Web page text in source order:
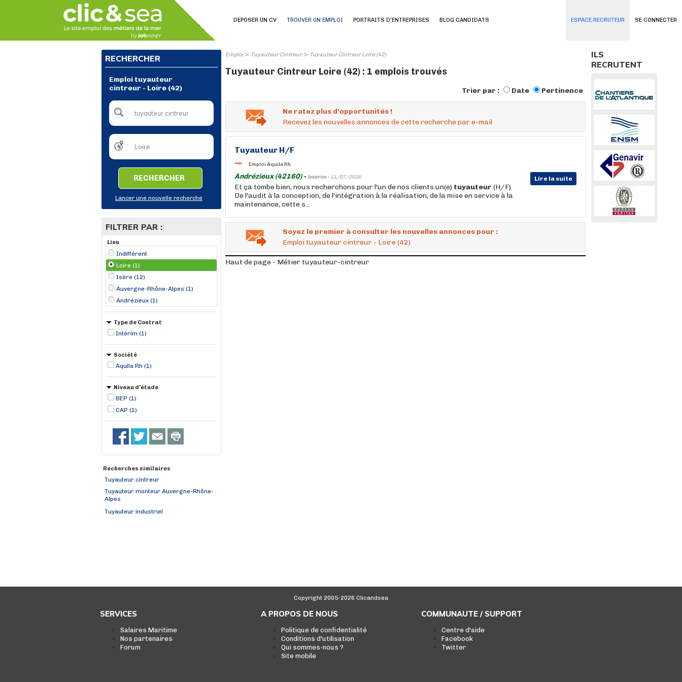
SE CONNECTER
DEPOSER UN CV TROUVER UN EMPLOI PORTRAITS D'ENTREPRISES BLOG CANDIDATS ESPACE RECRUTEUR
RECHERCHER
Emploi tuyauteur
cintreur - Loire (42)
RECHERCHER
Lancer une nouvelle recherche
FILTRER PAR :
Lieu
Indifférent
Loire (1)
Isère (12)
Auvergne-Rhône-Alpes (1)
Andrézieux (1)
Type de Contrat
Intérim (1)
Société
Aquila Rh (1)
Niveau d'étude
BEP (1)
CAP (1)
Recherches similaires
Tuyauteur cintreur
Tuyauteur monteur Auvergne-Rhône-
Alpes
Tuyauteur industriel
Emploi> Tuyauteur Cintreur> Tuyauteur Cintreur Loire (42)
Tuyauteur Cintreur Loire (42) : 1 emplois trouvés
Trier par : Date Pertinence
Ne ratez plus d'opportunités !
Recevez les nouvelles annonces de cette recherche par e-mail
Tuyauteur H/F
Emploi Aquila Rh
Andrézieux (42160) -Intérim - 11/07/2026 Lire la suite
Et ça tombe bien, nous recherchons pour l'un de nos clients un(e) tuyauteur (H/F).
De l'audit à la conception, de l'intégration à la réalisation, de la mise en service à la
maintenance, cette s...
Soyez le premier à consulter les nouvelles annonces pour :
Emploi tuyauteur cintreur - Loire (42)
Haut de page - Métier tuyauteur-cintreur
ILS
RECRUTENT
Copyright 2005-2026 Clicandsea
SERVICES
Salaires Maritime
Nos partenaires
Forum
A PROPOS DE NOUS
Politique de confidentialité
Conditions d'utilisation
Qui sommes-nous ?
Site mobile
COMMUNAUTE / SUPPORT
Centre d'aide
Facebook
Twitter